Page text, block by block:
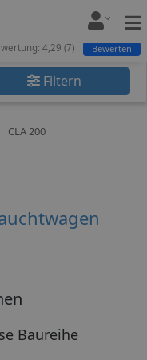
Filtern
CLA 200
4,29 (7) Bewerten
Baureihe